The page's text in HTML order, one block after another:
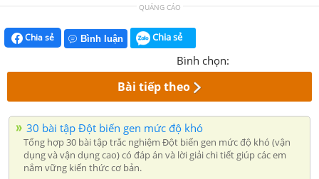
QUẢNG CÁO
Chia sẻ Bình luận Chia sẻ
Bình chọn:
Bài tiếp theo
30 bài tập Đột biến gen mức độ khó
Tổng hợp 30 bài tập trắc nghiệm Đột biến gen mức độ khó (vận
dụng và vận dụng cao) có đáp án và lời giải chi tiết giúp các em
nắm vững kiến thức cơ bản.